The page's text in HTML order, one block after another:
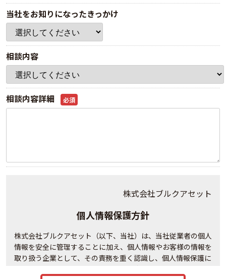
当社をお知りになったきっかけ
相談内容
相談内容詳細 必須
株式会社ブルクアセット
個人情報保護方針
株式会社ブルクアセット（以下、当社）は、当社従業者の個人
情報を安全に管理することに加え、個人情報やお客様の情報を
取り扱う企業として、その責務を重く認識し、個人情報保護に
関する法令及び社会秩序を遵守の上、次の通り個人情報保護方